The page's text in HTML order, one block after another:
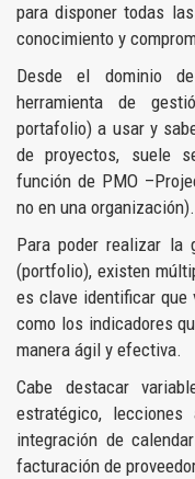
para disponer todas
conocimiento y
Desde el dominio
herramienta de
portafolio) a usar y
de proyectos, suele
función de PMO
no en una organización).
Para poder realizar la
(portfolio), existen
es clave identificar
como los indicadores
manera ágil y efectiva.
Cabe destacar
estratégico, lecciones
integración de
facturación de